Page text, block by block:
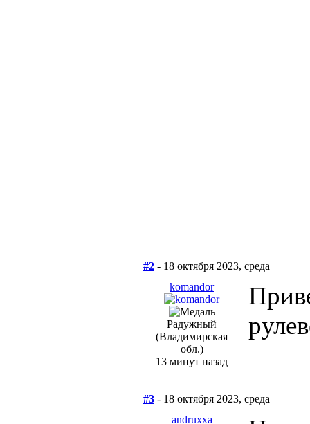
#2 - 18 октября 2023, среда
komandor
Радужный
(Владимирская
обл.)
13 минут назад
#3 - 18 октября 2023, среда
andruxxa